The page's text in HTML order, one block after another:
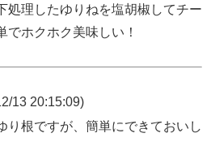
処理したゆりねを塩胡椒してチー
でホクホク美味しい！
13 20:15:09)
り根ですが、簡単にできておいし